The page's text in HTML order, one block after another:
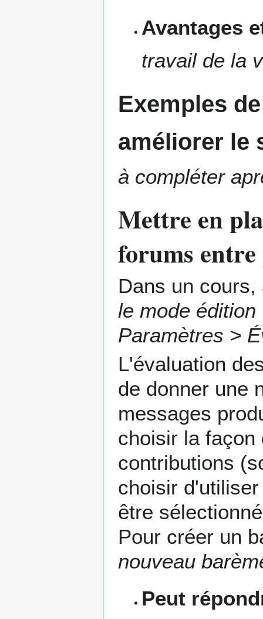
Avantages
travail de la
Exemples
améliorer le
à compléter
Mettre en
forums
Dans un
le mode édition
Paramètres >
L'évaluation
de donner une
messages
choisir la façon
contributions
choisir
être
Pour créer un
nouveau
Peut